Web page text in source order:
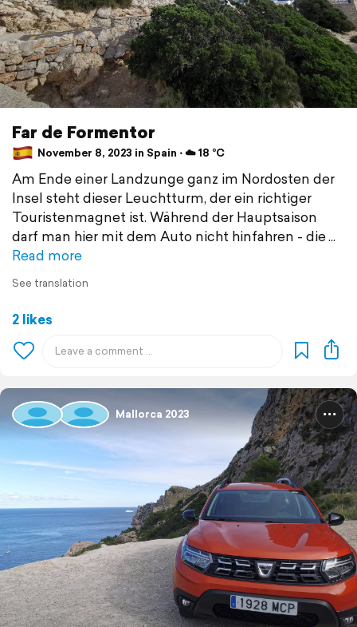
Far de Formentor
November 8, 2023 in Spain ⋅ ☁️ 18 °C
Am Ende einer Landzunge ganz im Nordosten der
Insel steht dieser Leuchtturm, der ein richtiger
Touristenmagnet ist. Während der Hauptsaison
darf man hier mit dem Auto nicht hinfahren - die
Read more
See translation
2 likes
Mallorca 2023